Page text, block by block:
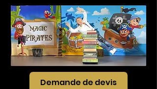
Demande de devis